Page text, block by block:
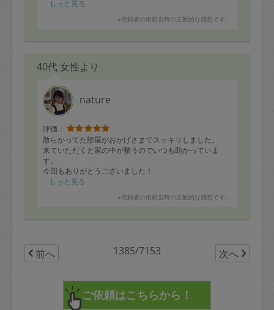
ね。もっと見る
※依頼者の依頼当時の主観的な感想です。
40代 女性より
nature
評価：
散らかってた部屋がおかげさまでスッキリしました。
来ていただくと家の中が整うのでいつも助かっていま
す。
今回もありがとうございました！
もっと見る
※依頼者の依頼当時の主観的な感想です。
前へ 1385/7153 次へ